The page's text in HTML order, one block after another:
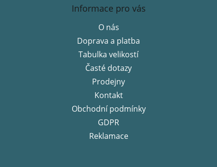
Informace pro vás
O nás
Doprava a platba
Tabulka velikostí
Časté dotazy
Prodejny
Kontakt
Obchodní podmínky
GDPR
Reklamace